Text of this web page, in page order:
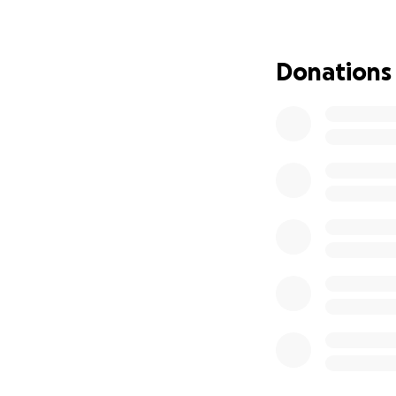
Die plötzliche
Belastungen mit
Donations